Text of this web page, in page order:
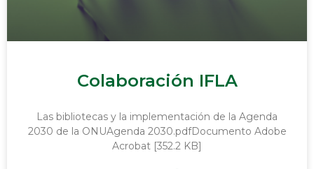
Colaboración IFLA
Las bibliotecas y la implementación de la Agenda
2030 de la ONUAgenda 2030.pdfDocumento Adobe
Acrobat [352.2 KB]